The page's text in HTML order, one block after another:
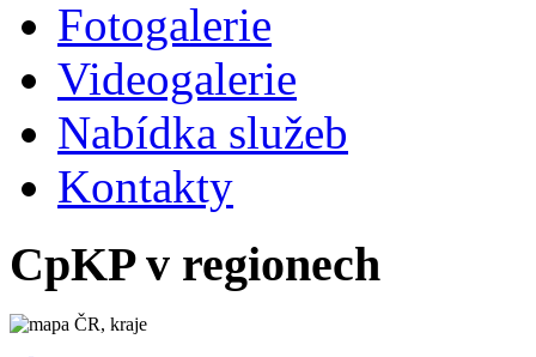
Fotogalerie
Videogalerie
Nabídka služeb
Kontakty
CpKP v regionech